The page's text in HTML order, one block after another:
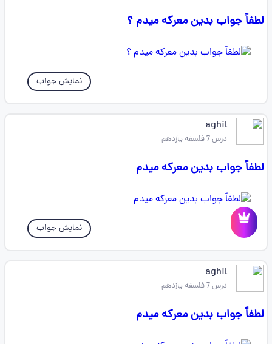
لطفاً جواب بدین معرکه میدم ؟
نمایش جواب
aghil
درس 7 فلسفه یازدهم
لطفاً جواب بدین معرکه میدم
نمایش جواب
aghil
درس 7 فلسفه یازدهم
لطفاً جواب بدین معرکه میدم